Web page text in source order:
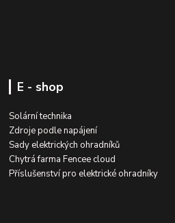
E - shop
Solární technika
Zdroje podle napájení
Sady elektrických ohradníků
Chytrá farma Fencee cloud
Příslušenství pro elektrické ohradníky